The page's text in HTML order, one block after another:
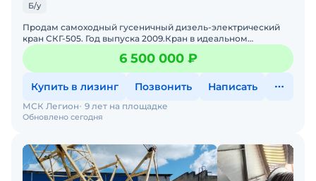
Б/у
Продам самоходный гусеничный дизель-электрический
кран СКГ-505. Год выпуска 2009.Кран в идеальном
техническом состоянии!Территориально находится в г.
Красноярск
6 500 000 ₽
Купить в лизинг Позвонить Написать
Обновлено сегодня
МСК Легион 9 лет на площадке